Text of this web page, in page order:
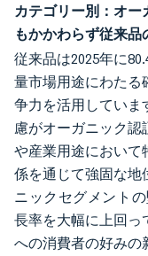
カテゴリー別：オ
もかかわらず従来品
従来品は2025年に
量市場用途にわたる
争力を活用していま
慮がオーガニック認
や産業用途において
係を通じて強固な地
ニックセグメント
長率を大幅に上回っ
への消費者の好みの